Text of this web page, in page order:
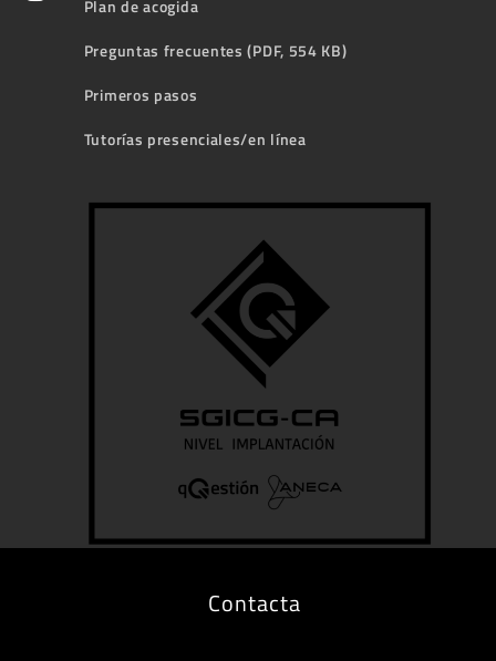
Plan de acogida
Preguntas frecuentes (PDF, 554 KB)
Primeros pasos
Tutorías presenciales/en línea
Contacta